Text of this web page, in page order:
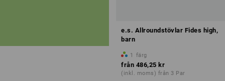
e.s. Allroundstövlar Fides high,
barn
1 färg
från 486,25 kr
(inkl. moms) från 3 Par